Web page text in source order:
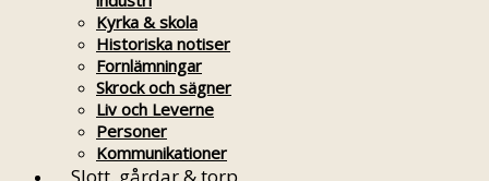
Kyrka & skola
Historiska notiser
Fornlämningar
Skrock och sägner
Liv och Leverne
Personer
Kommunikationer